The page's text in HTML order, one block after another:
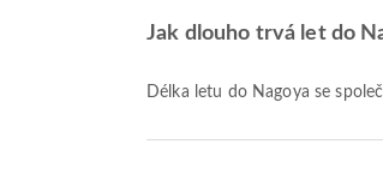
Jak dlouho trvá let do
Délka letu do Nagoya se